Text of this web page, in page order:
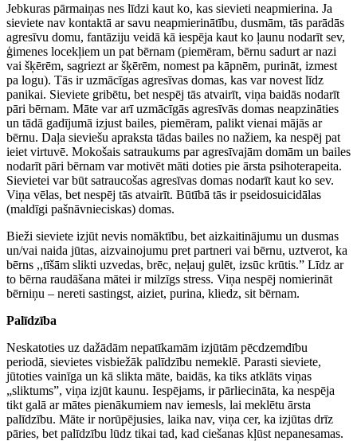
Jebkuras pārmaiņas nes līdzi kaut ko, kas sievieti neapmierina. Ja
sieviete nav kontaktā ar savu neapmierinātību, dusmām, tās parādās
agresīvu domu, fantāziju veidā kā iespēja kaut ko ļaunu nodarīt sev,
ģimenes locekļiem un pat bērnam (piemēram, bērnu sadurt ar nazi
vai šķērēm, sagriezt ar šķērēm, nomest pa kāpnēm, purināt, izmest
pa logu). Tās ir uzmācīgas agresīvas domas, kas var novest līdz
panikai. Sieviete gribētu, bet nespēj tās atvairīt, viņa baidās nodarīt
pāri bērnam. Māte var arī uzmācīgās agresīvās domas neapzināties
un tādā gadījumā izjust bailes, piemēram, palikt vienai mājās ar
bērnu. Daļa sieviešu apraksta tādas bailes no nažiem, ka nespēj pat
ieiet virtuvē. Mokošais satraukums par agresīvajām domām un bailes
nodarīt pāri bērnam var motivēt māti doties pie ārsta psihoterapeita.
Sievietei var būt satraucošas agresīvas domas nodarīt kaut ko sev.
Viņa vēlas, bet nespēj tās atvairīt. Būtībā tās ir pseidosuicidālas
(maldīgi pašnāvnieciskas) domas.
Bieži sieviete izjūt nevis nomāktību, bet aizkaitinājumu un dusmas
un/vai naida jūtas, aizvainojumu pret partneri vai bērnu, uztverot, ka
bērns ,,tīšām slikti uzvedas, brēc, neļauj gulēt, izsūc krūtis.” Līdz ar
to bērna raudāšana mātei ir milzīgs stress. Viņa nespēj nomierināt
bērniņu – nereti sastingst, aiziet, purina, kliedz, sit bērnam.
Palīdzība
Neskatoties uz dažādām nepatīkamām izjūtām pēcdzemdību
periodā, sievietes visbiežāk palīdzību nemeklē. Parasti sieviete,
jūtoties vainīga un kā slikta māte, baidās, ka tiks atklāts viņas
„sliktums”, viņa izjūt kaunu. Iespējams, ir pārliecināta, ka nespēja
tikt galā ar mātes pienākumiem nav iemesls, lai meklētu ārsta
palīdzību. Māte ir norūpējusies, laika nav, viņa cer, ka izjūtas drīz
pāries, bet palīdzību lūdz tikai tad, kad ciešanas kļūst nepanesamas.